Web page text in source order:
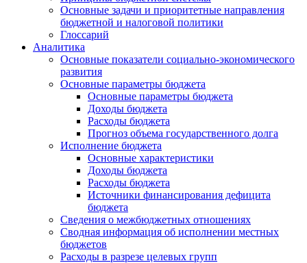
Основные задачи и приоритетные направления
бюджетной и налоговой политики
Глоссарий
Аналитика
Основные показатели социально-экономического
развития
Основные параметры бюджета
Основные параметры бюджета
Доходы бюджета
Расходы бюджета
Прогноз объема государственного долга
Исполнение бюджета
Основные характеристики
Доходы бюджета
Расходы бюджета
Источники финансирования дефицита
бюджета
Сведения о межбюджетных отношениях
Сводная информация об исполнении местных
бюджетов
Расходы в разрезе целевых групп